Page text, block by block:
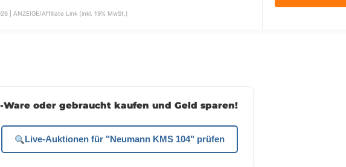
| ANZEIGE/Affiliate Link (inkl. 19% MwSt.)
Ware oder gebraucht kaufen und Geld sparen!
Live-Auktionen für "Neumann KMS 104" prüfen